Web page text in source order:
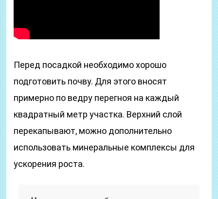
Перед посадкой необходимо хорошо
подготовить почву. Для этого вносят
примерно по ведру перегноя на каждый
квадратный метр участка. Верхний слой
перекапывают, можно дополнительно
использовать минеральные комплексы для
ускорения роста.